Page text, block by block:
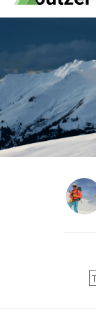
Les avis
Tests Privés
Tests Privés
Les Tests
Verdict des